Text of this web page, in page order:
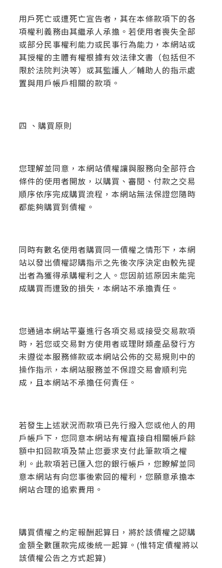
用戶死亡或遭死亡宣告者，其在本條款項下的各
項權利義務由其繼承人承擔。若使用者喪失全部
或部分民事權利能力或民事行為能力，本網站或
其授權的主體有權根據有效法律文書（包括但不
限於法院判決等）或其監護人／輔助人的指示處
置與用戶帳戶相關的款項。
四 、購買原則
您理解並同意，本網站債權讓與服務向全部符合
條件的使用者開放，以購買、審閱、付款之交易
順序依序完成購買流程，本網站無法保證您隨時
都能夠購買到債權。
同時有數名使用者購買同一債權之情形下，本網
站以發出債權認購指示之先後次序決定由較先提
出者為獲得承購權利之人。您因前述原因未能完
成購買而遭致的損失，本網站不承擔責任。
您通過本網站平臺進行各項交易或接受交易款項
時，若您或交易對方使用者或理財類產品發行方
未遵從本服務條款或本網站公佈的交易規則中的
操作指示，本網站服務並不保證交易會順利完
成，且本網站不承擔任何責任。
若發生上述狀況而款項已先行撥入您或他人的用
戶帳戶下，您同意本網站有權直接自相關帳戶餘
額中扣回款項及禁止您要求支付此筆款項之權
利。此款項若已匯入您的銀行帳戶，您瞭解並同
意本網站有向您事後索回的權利，您願意承擔本
網站合理的追索費用。
購買債權之約定報酬起算日，將於該債權之認購
金額全數匯款完成後統一起算。(惟特定債權將以
該債權公告之方式起算)